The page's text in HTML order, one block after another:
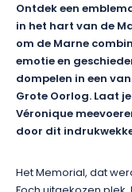
Ontdek een
in het hart van de
om de Marne
emotie en
dompelen in een
Grote Oorlog. Laat
Véronique
door dit
Het Memorial, dat